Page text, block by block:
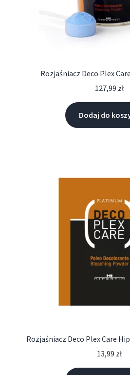
Rozjaśniacz Deco Plex
127,99 zł
Dodaj do
Rozjaśniacz Deco Plex Care
13,99 zł